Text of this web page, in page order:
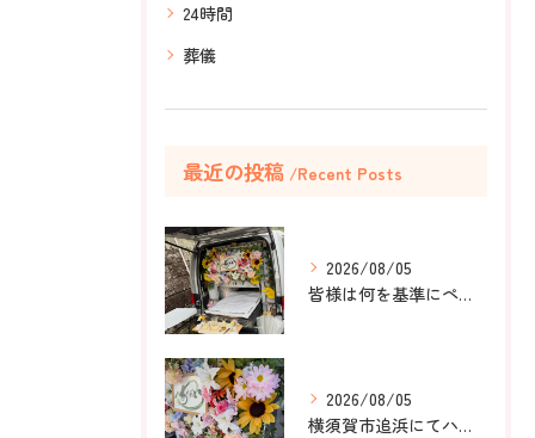
24時間
葬儀
最近の投稿 Recent Posts
2026/08/05
皆様は何を基準にペット葬儀社を選びますか？
2026/08/05
横須賀市追浜にてハムスターのみかんちゃんのペット火葬のお手伝...